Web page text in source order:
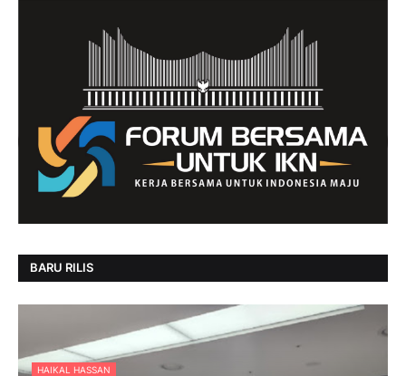
BARU RILIS
HAIKAL HASSAN